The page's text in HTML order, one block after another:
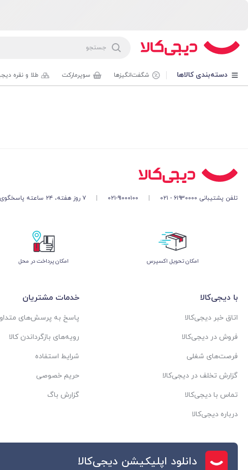
دسته‌بندی کالاها شگفت‌انگیزها سوپرمارکت طلا و نقره
تلفن پشتیبانی ۶۱۹۳۰۰۰۰ - ۰۲۱ ۰۲۱-۹۱۰۰۰۱۰۰ ۷ روز هفته، ۲۴ ساعته پاسخگوی شما هستیم
اﻣﮑﺎن ﺗﺤﻮﯾﻞ اﮐﺴﭙﺮس امکان پرداخت در محل
با دیجی‌کالا
اتاق خبر دیجی‌کالا
فروش در دیجی‌کالا
فرصت‌های شغلی
گزارش تخلف در دیجی‌کالا
تماس با دیجی‌کالا
درباره دیجی‌کالا
خدمات مشتریان
پاسخ به پرسش‌های
رویه‌های بازگرداندن کالا
شرایط استفاده
حریم خصوصی
گزارش باگ
دانلود اپلیکیشن دیجی‌کالا